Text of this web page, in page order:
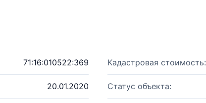
71:16:010522:369 Кадастровая стоимость:
20.01.2020 Статус объекта: